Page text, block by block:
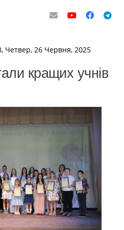
Четвер, 26 Червня, 2025
кращих учнів